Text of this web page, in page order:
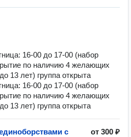
16-00 до 17-00 (набор
по наличию 4 желающих
13 лет) группа открыта
16-00 до 17-00 (набор
по наличию 4 желающих
13 лет) группа открыта
с
от 300 ₽